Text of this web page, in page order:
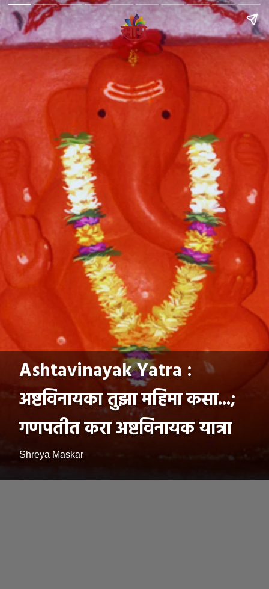
Ashtavinayak Yatra :
अष्टविनायका तुझा महिमा कसा...;
गणपतीत करा अष्टविनायक यात्रा
Shreya Maskar